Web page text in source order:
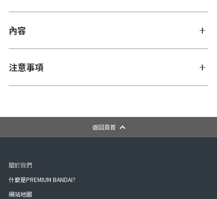
內容
注意事項
返回頁首
關於我們
什麼是PREMIUM BANDAI?
網站地圖